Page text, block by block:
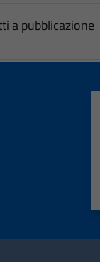
a pubblicazione